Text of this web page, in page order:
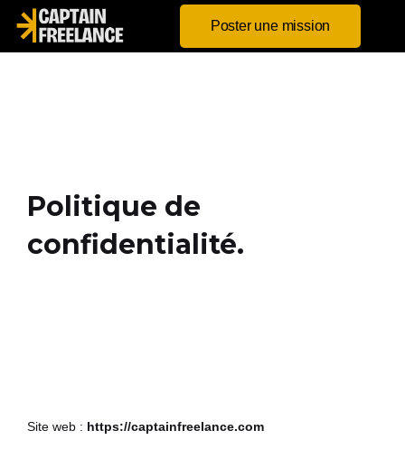
Poster une mission
Politique de
confidentialité.
Site web : https://captainfreelance.com